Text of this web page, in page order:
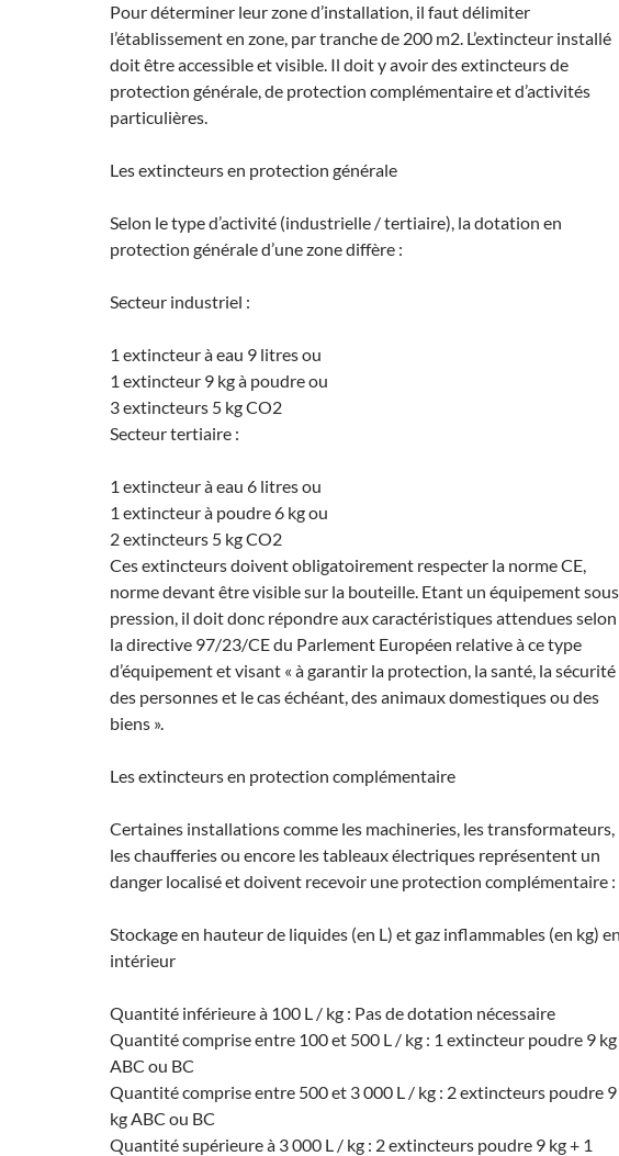
Pour déterminer leur zone d’installation, il faut délimiter
l’établissement en zone, par tranche de 200 m2. L’extincteur installé
doit être accessible et visible. Il doit y avoir des extincteurs de
protection générale, de protection complémentaire et d’activités
particulières.
Les extincteurs en protection générale
Selon le type d’activité (industrielle / tertiaire), la dotation en
protection générale d’une zone diffère :
Secteur industriel :
1 extincteur à eau 9 litres ou
1 extincteur 9 kg à poudre ou
3 extincteurs 5 kg CO2
Secteur tertiaire :
1 extincteur à eau 6 litres ou
1 extincteur à poudre 6 kg ou
2 extincteurs 5 kg CO2
Ces extincteurs doivent obligatoirement respecter la norme CE,
norme devant être visible sur la bouteille. Etant un équipement sous
pression, il doit donc répondre aux caractéristiques attendues selon
la directive 97/23/CE du Parlement Européen relative à ce type
d’équipement et visant « à garantir la protection, la santé, la sécurité
des personnes et le cas échéant, des animaux domestiques ou des
biens ».
Les extincteurs en protection complémentaire
Certaines installations comme les machineries, les transformateurs,
les chaufferies ou encore les tableaux électriques représentent un
danger localisé et doivent recevoir une protection complémentaire :
Stockage en hauteur de liquides (en L) et gaz inflammables (en kg) en
intérieur
Quantité inférieure à 100 L / kg : Pas de dotation nécessaire
Quantité comprise entre 100 et 500 L / kg : 1 extincteur poudre 9 kg
ABC ou BC
Quantité comprise entre 500 et 3 000 L / kg : 2 extincteurs poudre 9
kg ABC ou BC
Quantité supérieure à 3 000 L / kg : 2 extincteurs poudre 9 kg + 1